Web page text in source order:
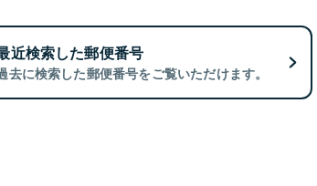
近検索した郵便番号
去に検索した郵便番号をご覧いただけます。